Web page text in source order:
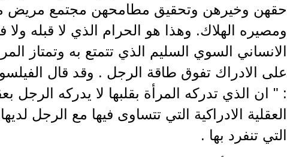
حقهن وخيرهن وتحقيق مطامحهن مجتمع مريض
ومصيره الهلاك. وهذا هو الحرام الذي لا قبله
الانساني السوي السليم الذي تتمتع به وتمتاز
على الادراك تفوق طاقة الرجل . وقد قال
: " ان الذي تدركه المرأة بقلبها لا يدركه الرجل
العقلية الادراكية التي تتساوى فيها مع الرجل لديها
التي تنفرد بها .